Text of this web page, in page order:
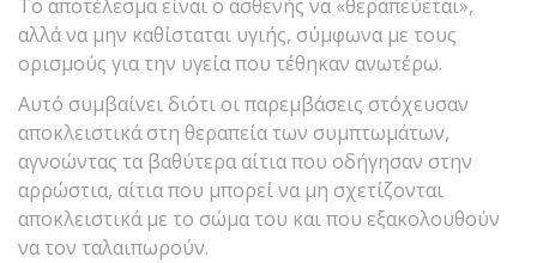
Το αποτέλεσμα είναι ο ασθενής να «θεραπεύεται»,
αλλά να μην καθίσταται υγιής, σύμφωνα με τους
ορισμούς για την υγεία που τέθηκαν ανωτέρω.
Αυτό συμβαίνει διότι οι παρεμβάσεις στόχευσαν
αποκλειστικά στη θεραπεία των συμπτωμάτων,
αγνοώντας τα βαθύτερα αίτια που οδήγησαν στην
αρρώστια, αίτια που μπορεί να μη σχετίζονται
αποκλειστικά με το σώμα του και που εξακολουθούν
να τον ταλαιπωρούν.